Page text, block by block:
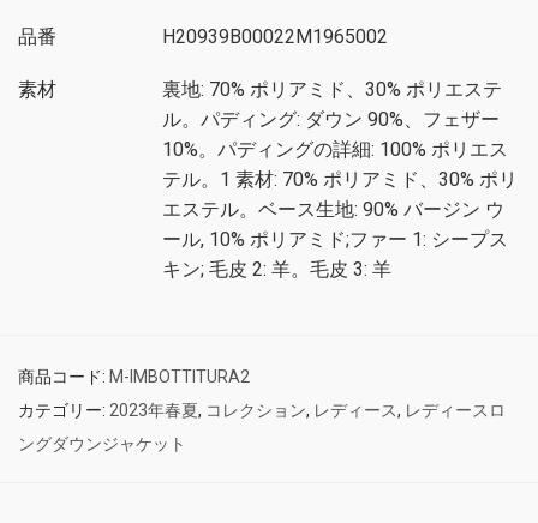
品番 H20939B00022M1965002
素材
裏地: 70% ポリアミド、30% ポリエステ
ル。パディング: ダウン 90%、フェザー
10%。パディングの詳細: 100% ポリエス
テル。1 素材: 70% ポリアミド、30% ポリ
エステル。ベース生地: 90% バージン ウ
ール, 10% ポリアミド;ファー 1: シープス
キン; 毛皮 2: 羊。毛皮 3: 羊
商品コード: M-IMBOTTITURA2
カテゴリー: 2023年春夏, コレクション, レディース, レディースロ
ングダウンジャケット